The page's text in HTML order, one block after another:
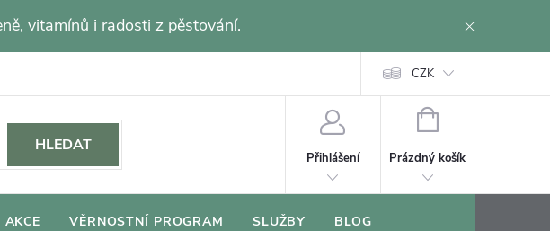
vitamínů i radosti z pěstování.
CZK
HLEDAT
Přihlášení
NÁKUPNÍ
Prázdný košík
AKCE VĚRNOSTNÍ PROGRAM SLUŽBY BLOG